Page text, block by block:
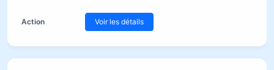
Voir les détails